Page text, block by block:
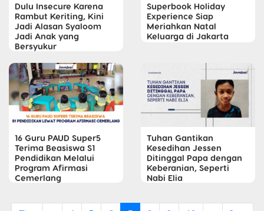
Dulu Insecure Karena
Rambut Keriting, Kini
Jadi Alasan Syaloom
Jadi Anak yang
Bersyukur
Superbook Holiday
Experience Siap
Meriahkan Natal
Keluarga di Jakarta
16 Guru PAUD Super5
Terima Beasiswa S1
Pendidikan Melalui
Program Afirmasi
Cemerlang
Tuhan Gantikan
Kesedihan Jessen
Ditinggal Papa dengan
Keberanian, Seperti
Nabi Elia